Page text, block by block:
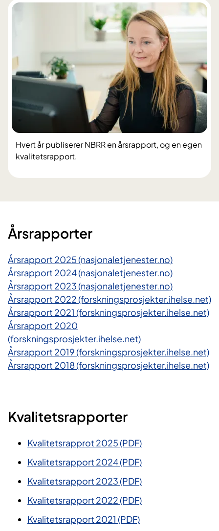
Hvert år publiserer NBRR en årsrapport, og en egen
kvalitetsrapport.
​Årsrapporter
Årsrapport 2025 (nasjonaletjenester.no)
Årsrapport 2024 (nasjonaletjenester.no)
Årsrapport 2023 (nasjonaletjenester.no)
Årsrapport 2022 (forskningsprosjekter.ihelse.net)​
Årsrapport 2021​ (forskningsprosjekter.ihelse.net)​
Årsrapport 2020
(forskningsprosjekter.ihelse.net)​
Årsrapport 2019 (forskningsprosjekter.ihelse.net)
Årsrapport 2018 (forskningsprosjekter.ihelse.net)
Kvalitetsrapporter
Kvalitetsrapprot 2025 (PDF)
Kvalitetsrapport 2024 (PDF)
Kvalitetsrapport 2023 (PDF)
​Kvalitetsrapport 2022 (PDF)
Kvalitetsrapport 2021 (PDF)